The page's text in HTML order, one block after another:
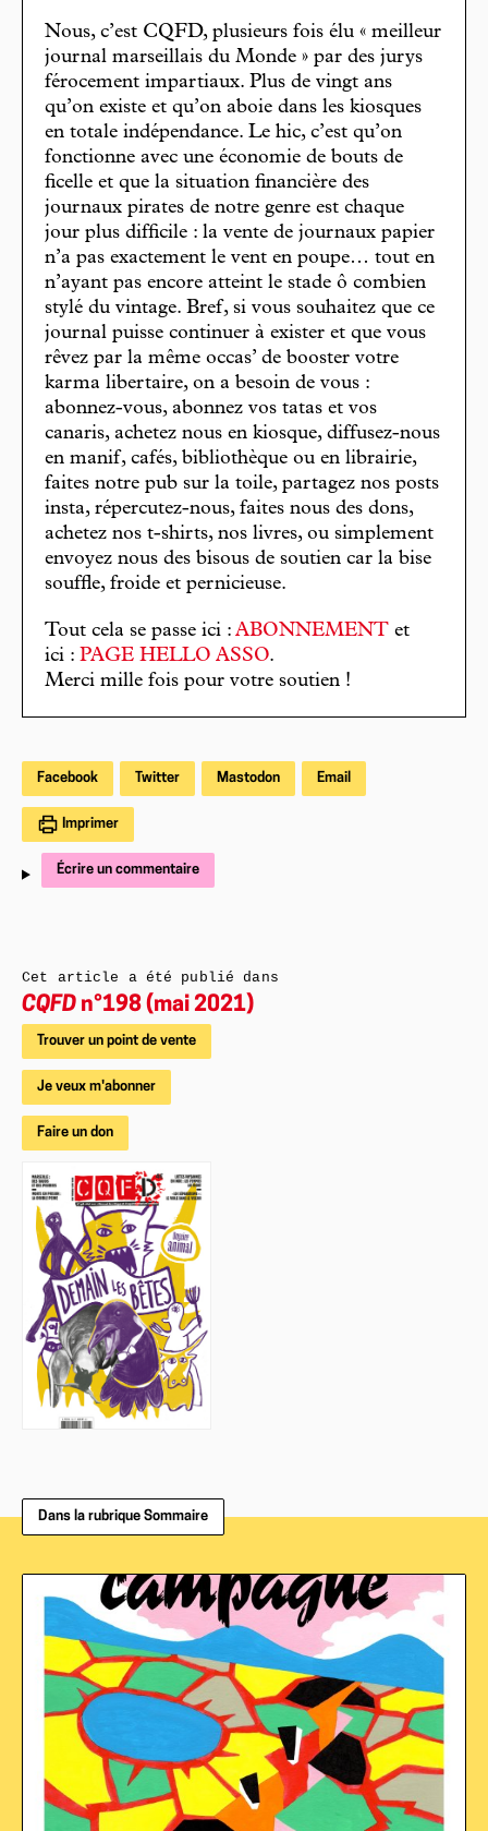
Nous, c’est CQFD, plusieurs fois élu « meilleur
journal marseillais du Monde » par des jurys
férocement impartiaux. Plus de vingt ans
qu’on existe et qu’on aboie dans les kiosques
en totale indépendance. Le hic, c’est qu’on
fonctionne avec une économie de bouts de
ficelle et que la situation financière des
journaux pirates de notre genre est chaque
jour plus difficile : la vente de journaux papier
n’a pas exactement le vent en poupe… tout en
n’ayant pas encore atteint le stade ô combien
stylé du vintage. Bref, si vous souhaitez que ce
journal puisse continuer à exister et que vous
rêvez par la même occas’ de booster votre
karma libertaire, on a besoin de vous :
abonnez-vous, abonnez vos tatas et vos
canaris, achetez nous en kiosque, diffusez-nous
en manif, cafés, bibliothèque ou en librairie,
faites notre pub sur la toile, partagez nos posts
insta, répercutez-nous, faites nous des dons,
achetez nos t-shirts, nos livres, ou simplement
envoyez nous des bisous de soutien car la bise
souffle, froide et pernicieuse.
Tout cela se passe ici : ABONNEMENT et
ici : PAGE HELLO ASSO.
Merci mille fois pour votre soutien !
Facebook Twitter Mastodon Email
Imprimer
Écrire un commentaire
Cet article a été publié dans
CQFD n°198 (mai 2021)
Trouver un point de vente
Je veux m'abonner
Faire un don
Dans la rubrique Sommaire